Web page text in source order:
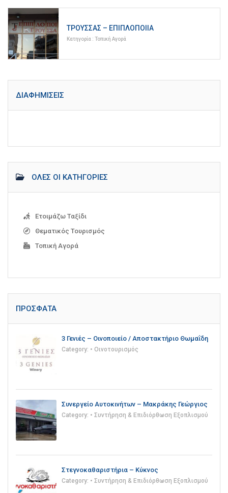
ΤΡΟΎΣΣΑΣ – ΕΠΙΠΛΟΠΟΙΊΑ
Κατηγορία : Τοπική Αγορά
ΔΙΑΦΗΜΊΣΕΙΣ
ΌΛΕΣ ΟΙ ΚΑΤΗΓΟΡΊΕΣ
Ετοιμάζω Ταξίδι
Θεματικός Τουρισμός
Τοπική Αγορά
ΠΡΌΣΦΑΤΑ
3 Γενιές – Οινοποιείο / Αποστακτήριο Θωμαΐδη
Category: • Οινοτουρισμός
Συνεργείο Αυτοκινήτων – Μακράκης Γεώργιος
Category: • Συντήρηση & Επιδιόρθωση Εξοπλισμού
Στεγνοκαθαριστήρια – Κύκνος
Category: • Συντήρηση & Επιδιόρθωση Εξοπλισμού